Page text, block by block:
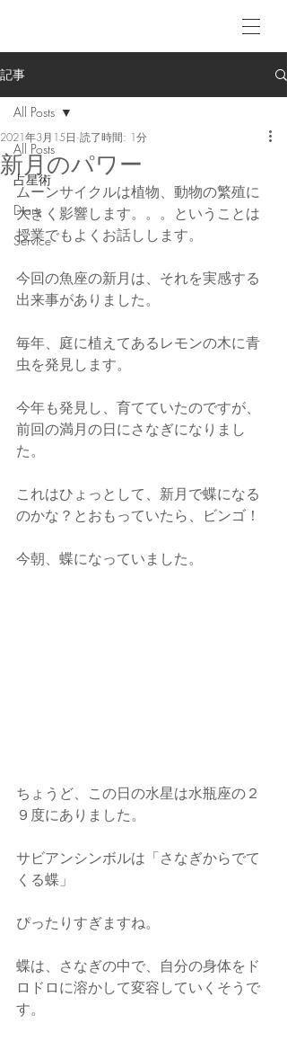
記事
All Posts
占星術
Diary
Service
All Posts
新月のパワー
2021年3月15日 読了時間: 1分
ムーンサイクルは植物、動物の繁殖に
大きく影響します。。。ということは
授業でもよくお話しします。
今回の魚座の新月は、それを実感する
出来事がありました。
毎年、庭に植えてあるレモンの木に青
虫を発見します。
今年も発見し、育てていたのですが、
前回の満月の日にさなぎになりまし
た。
これはひょっとして、新月で蝶になる
のかな？とおもっていたら、ビンゴ！
今朝、蝶になっていました。
ちょうど、この日の水星は水瓶座の２
９度にありました。
サビアンシンボルは「さなぎからでて
くる蝶」
ぴったりすぎますね。
蝶は、さなぎの中で、自分の身体をド
ロドロに溶かして変容していくそうで
す。